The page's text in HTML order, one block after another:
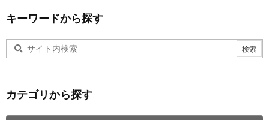
キーワードから探す
カテゴリから探す